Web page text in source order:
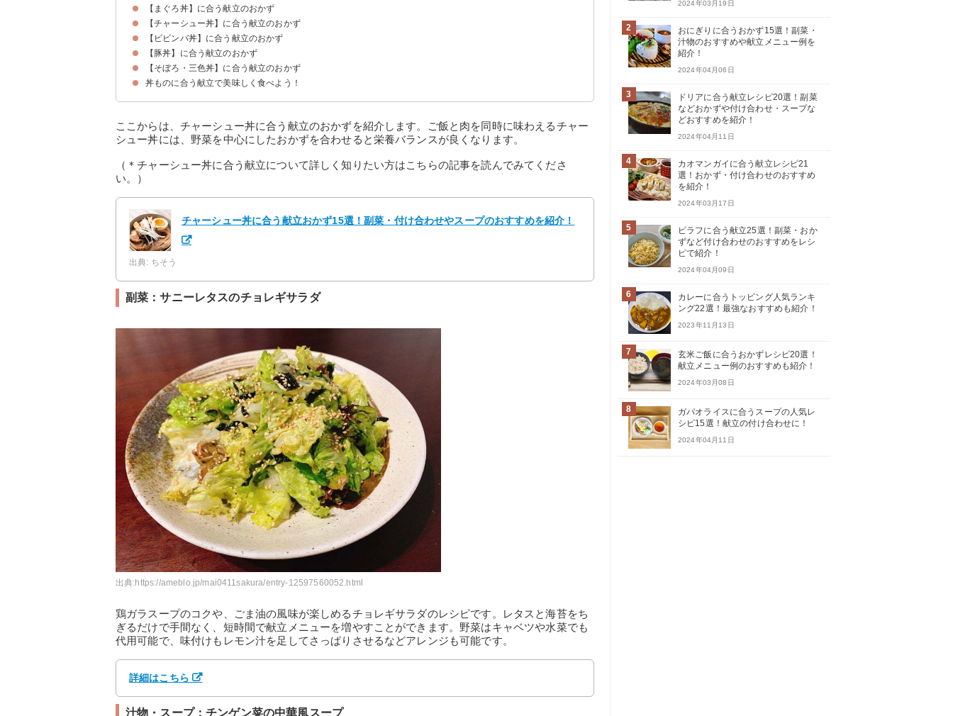
副菜：白菜のさっぱりサラダ
汁物・スープ：かきたま汁
【まぐろ丼】に合う献立のおかず
副菜：夕食時のつまみにもなる長芋のわさび醤油漬け
汁物・スープ：魚の旨味が溶け出たあら汁風味噌汁
【チャーシュー丼】に合う献立のおかず
副菜：サニーレタスのチョレギサラダ
汁物・スープ：チンゲン菜の中華風スープ
【ビビンバ丼】に合う献立のおかず
副菜：海老と小松菜の塩炒め
汁物・スープ：わかめと卵の中華スープ
【豚丼】に合う献立のおかず
副菜：ごぼうとにんじんのきんぴら
汁物・副菜：さつまいもと玉ねぎの味噌汁
【そぼろ・三色丼】に合う献立のおかず
副菜：大根とハムの和風サラダ
汁物・スープ：具沢山な豚汁
丼ものに合う献立で美味しく食べよう！
ここからは、チャーシュー丼に合う献立のおかずを紹介します。ご飯と肉を同時に味わえるチャー
シュー丼には、野菜を中心にしたおかずを合わせると栄養バランスが良くなります。
（＊チャーシュー丼に合う献立について詳しく知りたい方はこちらの記事を読んでみてくださ
い。）
チャーシュー丼に合う献立おかず15選！副菜・付け合わせやスープのおすすめを紹介！
出典: ちそう
副菜：サニーレタスのチョレギサラダ
出典:https://ameblo.jp/mai0411sakura/entry-12597560052.html
鶏ガラスープのコクや、ごま油の風味が楽しめるチョレギサラダのレシピです。レタスと海苔をち
ぎるだけで手間なく、短時間で献立メニューを増やすことができます。野菜はキャベツや水菜でも
代用可能で、味付けもレモン汁を足してさっぱりさせるなどアレンジも可能です。
詳細はこちら
汁物・スープ：チンゲン菜の中華風スープ
2024年03月19日
2
おにぎりに合うおかず15選！副菜・
汁物のおすすめや献立メニュー例を
紹介！
2024年04月06日
3
ドリアに合う献立レシピ20選！副菜
などおかずや付け合わせ・スープな
どおすすめを紹介！
2024年04月11日
4
カオマンガイに合う献立レシピ21
選！おかず・付け合わせのおすすめ
を紹介！
2024年03月17日
5
ピラフに合う献立25選！副菜・おか
ずなど付け合わせのおすすめをレシ
ピで紹介！
2024年04月09日
6
カレーに合うトッピング人気ランキ
ング22選！最強なおすすめも紹介！
2023年11月13日
7
玄米ご飯に合うおかずレシピ20選！
献立メニュー例のおすすめも紹介！
2024年03月08日
8
ガパオライスに合うスープの人気レ
シピ15選！献立の付け合わせに！
2024年04月11日